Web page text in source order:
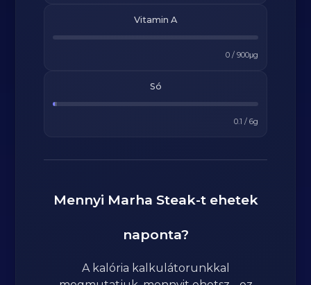
Vitamin A
0/ 900μg
Só
0.1 / 6g
Mennyi Marha Steak-t ehetek
naponta?
A kalória kalkulátorunkkal